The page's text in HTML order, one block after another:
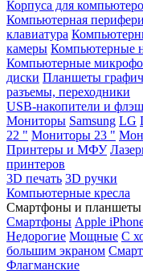
Корпуса для
Компьютерная
клавиатура
камеры Компьютерные
Компьютерные
диски Планшеты
разъемы, переходники
USB-накопители и
Мониторы Samsung LG
22 " Мониторы 23 "
Принтеры и МФУ
принтеров
3D печать 3D ручки
Компьютерные кресла
Смартфоны и планшеты
Смартфоны Apple
Недорогие Мощные С
большим экраном
Флагманские